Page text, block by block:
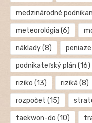
medzinárodné
meteorológia (6)
náklady(8) peniaze
podnikateľský plán (16)
riziko (13) riziká (8)
rozpočet (15)
taekwon-do (10)